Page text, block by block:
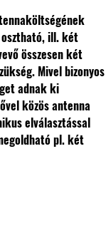
ill. két
összesen két
Mivel bizonyos
adnak ki
közös antenna
elválasztással
pl. két